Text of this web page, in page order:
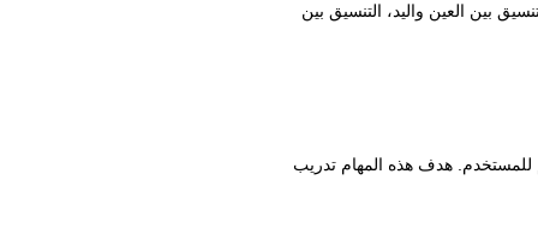
بين العين واليد، التنسيق بين
للمستخدم. هدف هذه المهام تدريب